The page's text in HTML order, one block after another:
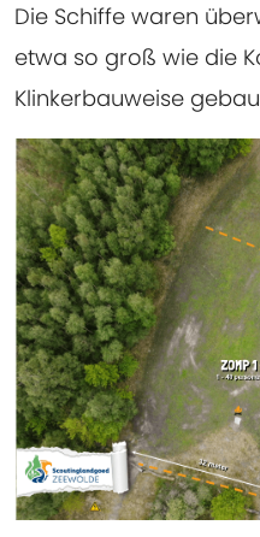
Die Schiffe waren
etwa so groß wie die
Klinkerbauweise